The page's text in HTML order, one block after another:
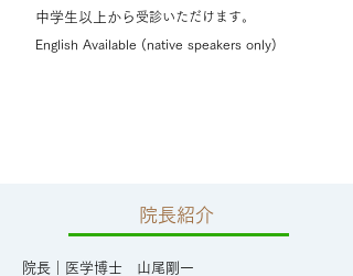
中学生以上から 受診いただけます。
English Available (native speakers only)
院長紹介
院長｜医学博士 山尾剛一